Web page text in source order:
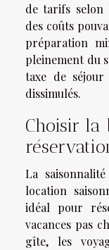
de tarifs selon
des coûts
préparation
pleinement du
taxe de séjour
dissimulés.
Choisir la
La
location
idéal pour
vacances pas
gîte, les